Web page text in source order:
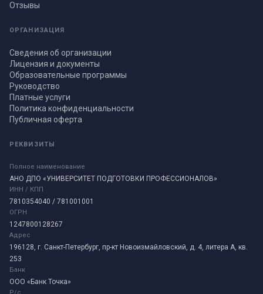
Отзывы
ОРГАНИЗАЦИЯ
Сведения об организации
Лицензия и документы
Образовательные программы
Руководство
Платные услуги
Политика конфиденциальности
Публичная оферта
РЕКВИЗИТЫ
Полное наименование
АНО ДПО «УНИВЕРСИТЕТ ПОДГОТОВКИ ПРОФЕССИОНАЛОВ»
ИНН / КПП
7810354040 / 781001001
ОГРН
1247800128267
Адрес
196128, г. Санкт-Петербург, пр-кт Новоизмайловский, д. 4, литера А, кв.
253
Банк
ООО «Банк Точка»